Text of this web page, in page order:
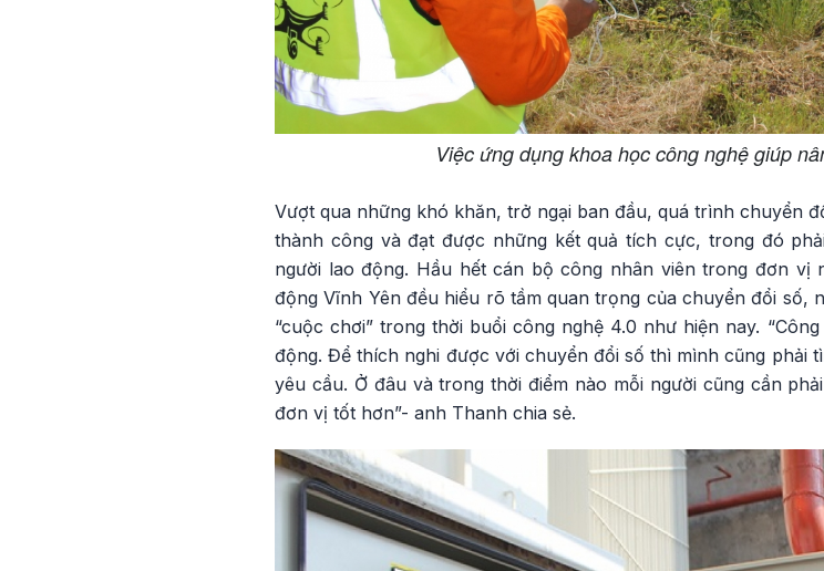
Việc ứng dụng khoa học công nghệ giúp
Vượt qua những khó khăn, trở ngại ban đầu, quá trình chuyển
thành công và đạt được những kết quả tích cực, trong đó
người lao động. Hầu hết cán bộ công nhân viên trong đơn
động Vĩnh Yên đều hiểu rõ tầm quan trọng của chuyển đổi số,
“cuộc chơi” trong thời buổi công nghệ 4.0 như hiện nay.
động. Để thích nghi được với chuyển đổi số thì mình cũng phải
yêu cầu. Ở đâu và trong thời điểm nào mỗi người cũng cần
đơn vị tốt hơn”- anh Thanh chia sẻ.